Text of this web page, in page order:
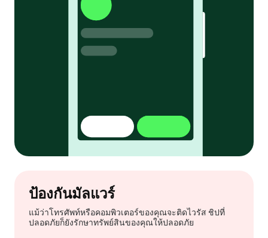
ป้องกันมัลแวร์
แม้ว่าโทรศัพท์หรือคอมพิวเตอร์ของคุณจะติดไวรัส ชิปที่
ปลอดภัยก็ยังรักษาทรัพย์สินของคุณให้ปลอดภัย